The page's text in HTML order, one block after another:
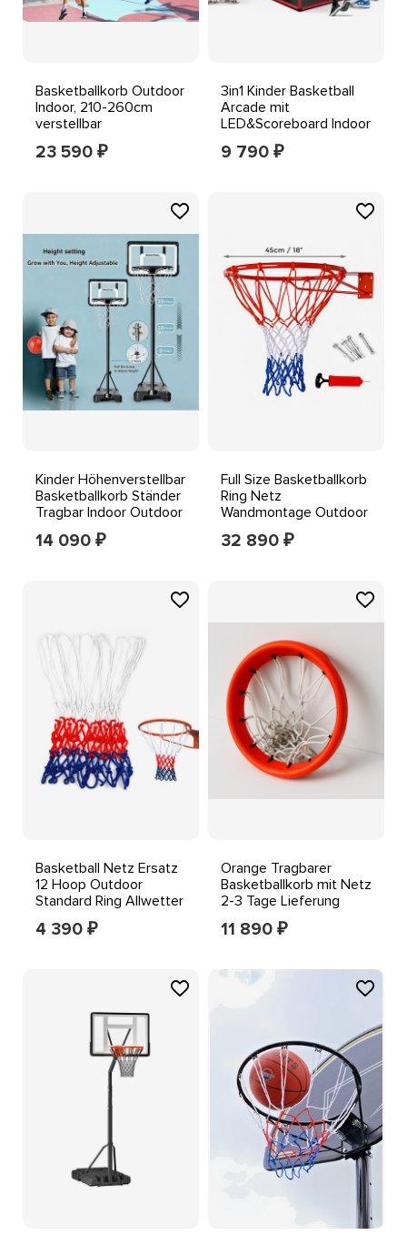
Basketballkorb Outdoor
Indoor, 210-260cm
verstellbar
Basketballkorb
generalüberholt
23 590 ₽
3in1 Kinder Basketball
Arcade mit
LED&Scoreboard Indoor
Outdoor,höhenverstellbar
9 790 ₽
Kinder Höhenverstellbar
Basketballkorb Ständer
Tragbar Indoor Outdoor
Netz Spielzeug
14 090 ₽
Full Size Basketballkorb
Ring Netz
Wandmontage Outdoor
Hängekorb 18''/45cm
32 890 ₽
Basketball Netz Ersatz
12 Hoop Outdoor
Standard Ring Allwetter
Tor Sport
4 390 ₽
Orange Tragbarer
Basketballkorb mit Netz
2-3 Tage Lieferung
11 890 ₽